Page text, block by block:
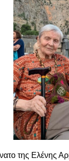
της Ελένης